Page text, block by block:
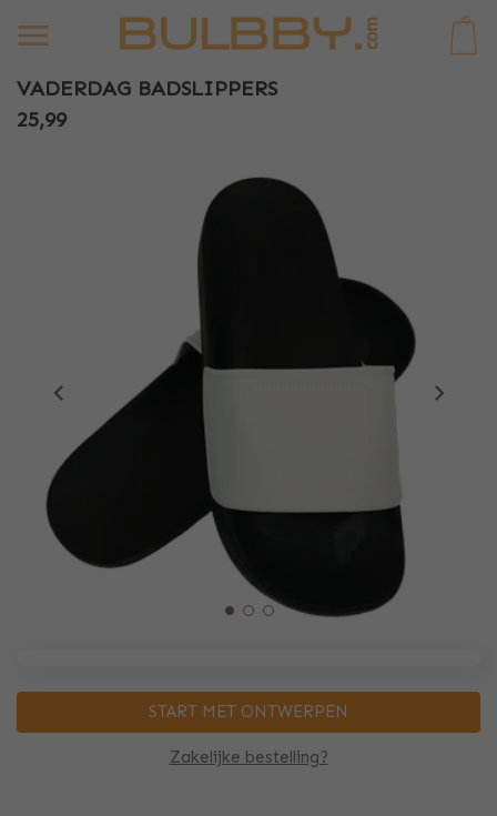
VADERDAG BADSLIPPERS
25,99
Zakelijke bestelling?
START MET ONTWERPEN